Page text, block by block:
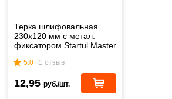
Терка шлифовальная
230х120 мм с метал.
фиксатором Startul Master
5.0 1 отзыв
12,95 руб./шт.